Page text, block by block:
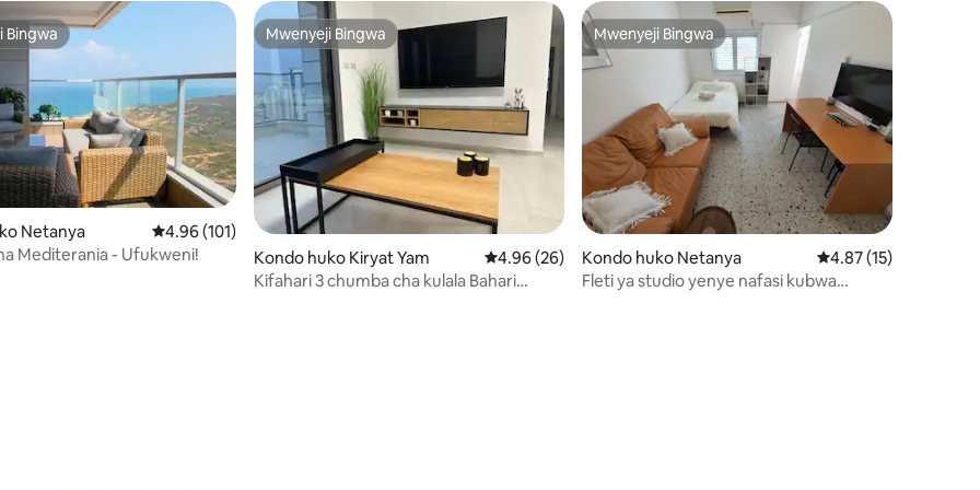
4.73 kati ya 5, tathmini 59
Bingwa
Bingwa
Netanya Ukadiriaji wa wastani wa 4.96 kati ya 5, tathmini 101
4.96 (101)
Mediterania - Ufukweni!
Mwenyeji Bingwa
Mwenyeji Bingwa
Kondo huko Kiryat Yam Ukadiriaji wa wastani wa 4.96 kati ya 5, tathmini 26
4.96 (26)
Kifahari 3 chumba cha kulala Bahari
Mwenyeji Bingwa
Mwenyeji Bingwa
Kondo huko Netanya Ukadiriaji wa wastani
4.87 (15)
Fleti ya studio yenye nafasi kubwa